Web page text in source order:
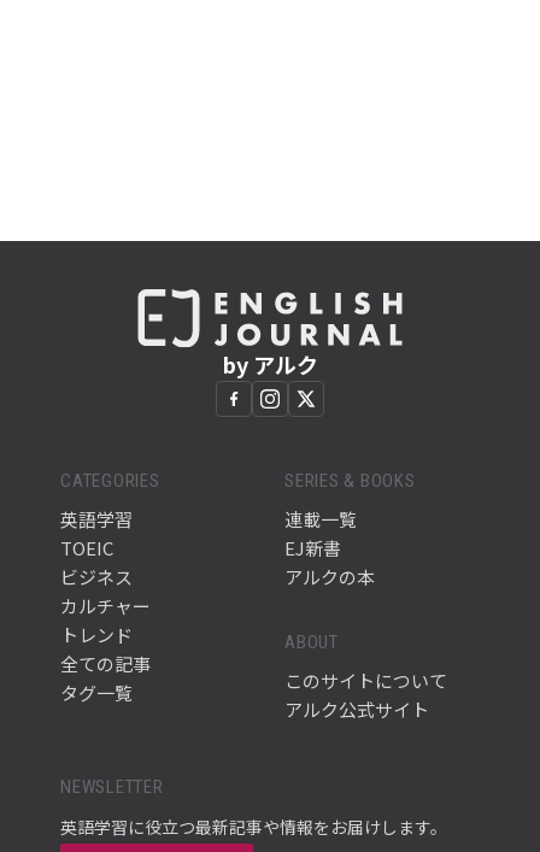
by アルク
CATEGORIES
英語学習
TOEIC
ビジネス
カルチャー
トレンド
全ての記事
タグ一覧
SERIES & BOOKS
連載一覧
EJ新書
アルクの本
ABOUT
このサイトについて
アルク公式サイト
NEWSLETTER
英語学習に役立つ最新記事や情報をお届けします。